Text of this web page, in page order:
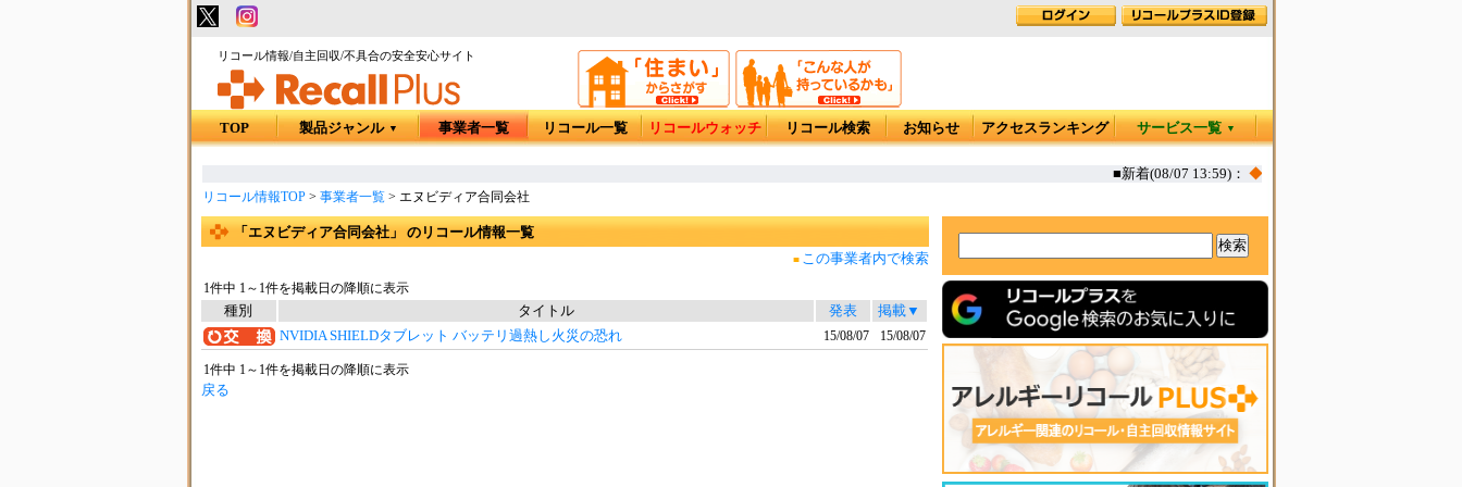
リコール情報/自主回収/不具合の安全安心サイト
TOP 製品ジャンル ▼ 事業者一覧 リコール一覧 リコールウォッチ リコール検索 お知らせ アクセスランキング サービス一覧 ▼
■新着(08/07 13:59)：◆カヤック オタリア360T 一部生
リコール情報TOP> 事業者一覧> エヌビディア合同会社
「エヌビディア合同会社」 のリコール情報一覧
■ この事業者内で検索
1件中 1～1件を掲載日の降順に表示
種別 タイトル 発表
掲載▼
NVIDIA SHIELDタブレット バッテリ過熱し火災の恐れ
15/08/07 15/08/07
1件中 1～1件を掲載日の降順に表示
戻る